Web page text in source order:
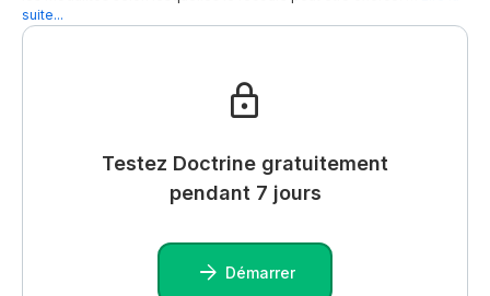
suite...
Testez Doctrine gratuitement
pendant 7 jours
Démarrer